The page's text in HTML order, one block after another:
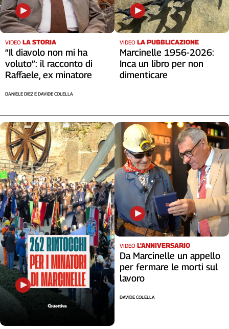
VIDEO LA STORIA
“Il diavolo non mi ha
voluto”: il racconto di
Raffaele, ex minatore
DANIELE DIEZ E DAVIDE COLELLA
VIDEO LA PUBBLICAZIONE
Marcinelle 1956-2026:
Inca un libro per non
dimenticare
VIDEO L'ANNIVERSARIO
Da Marcinelle un appello
per fermare le morti sul
lavoro
DAVIDE COLELLA